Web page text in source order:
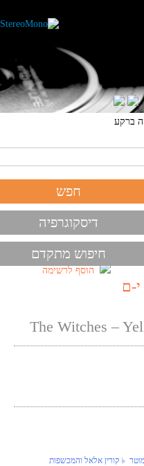
ברקע
דיסקוגרפיה
חיפוש מתקדם
הוסף לרשימה
ם
The Witches –
♭ קורין אלאל והמכשפות